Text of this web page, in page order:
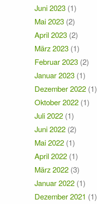
Juni 2023 (1)
Mai 2023 (2)
April 2023 (2)
März 2023 (1)
Februar 2023 (2)
Januar 2023 (1)
Dezember 2022 (1)
Oktober 2022 (1)
Juli 2022 (1)
Juni 2022 (2)
Mai 2022 (1)
April 2022 (1)
März 2022 (3)
Januar 2022 (1)
Dezember 2021 (1)